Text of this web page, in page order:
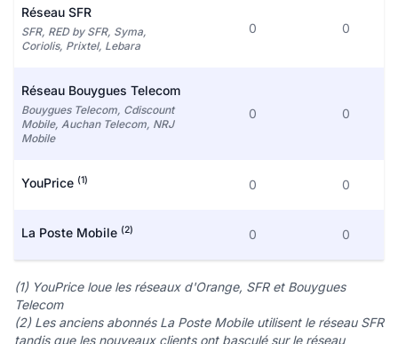
Réseau SFR
SFR, RED by SFR, Syma,
Coriolis, Prixtel, Lebara
0 0
Réseau Bouygues Telecom
Bouygues Telecom, Cdiscount
Mobile, Auchan Telecom, NRJ
Mobile
0 0
YouPrice (1) 0 0
La Poste Mobile (2) 0 0
(1) YouPrice loue les réseaux d'Orange, SFR et Bouygues
Telecom
(2) Les anciens abonnés La Poste Mobile utilisent le réseau SFR
tandis que les nouveaux clients ont basculé sur le réseau